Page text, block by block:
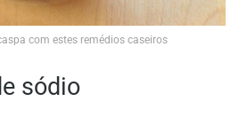
com estes remédios caseiros
sódio